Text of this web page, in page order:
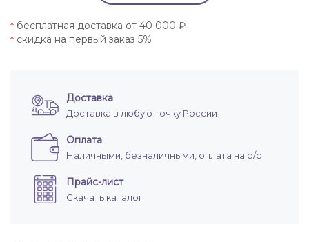
* бесплатная доставка от 40 000 ₽
* скидка на первый заказ 5%
Доставка
Доставка в любую точку России
Оплата
Наличными, безналичными, оплата на р/с
Прайс-лист
Скачать каталог